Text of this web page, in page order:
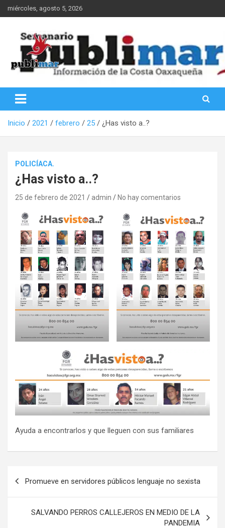
Saltar
al
miércoles, agosto 5, 2026
PubliMar
Inicio 2021 febrero 25 ¿Has visto a..?
POLICÍACA.
¿Has visto a..?
25 de febrero de 2021 admin No hay comentarios
Ayuda a encontrarlos y que lleguen con sus familiares
entradas
Promueve en servidores públicos lenguaje no sexista
SALVANDO PERROS CALLEJEROS EN MEDIO DE LA
PANDEMIA